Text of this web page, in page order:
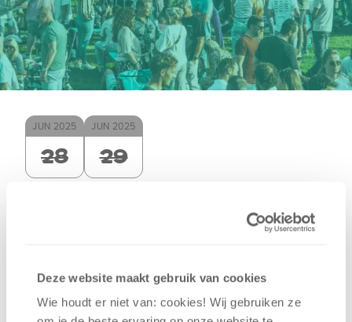
Deze website maakt gebruik van cookies
Wie houdt er niet van: cookies! Wij gebruiken ze
JUN 2025
28
JUN 2025
29
Toost Festival in Oud-
Beijerland